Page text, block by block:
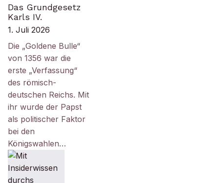
Das Grundgesetz
Karls IV.
1. Juli 2026
Die „Goldene Bulle“
von 1356 war die
erste „Verfassung“
des römisch-
deutschen Reichs. Mit
ihr wurde der Papst
als politischer Faktor
bei den
Königswahlen…